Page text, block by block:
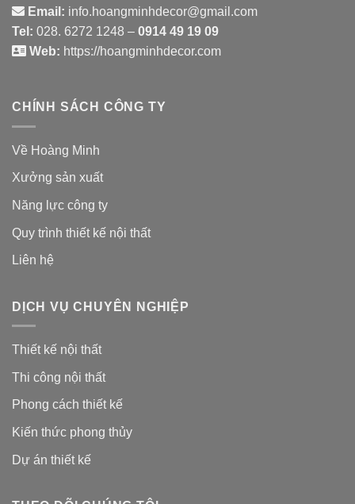
Email: info.hoangminhdecor@gmail.com
Tel: 028. 6272 1248 – 0914 49 19 09
Web: https://hoangminhdecor.com
CHÍNH SÁCH CÔNG TY
Về Hoàng Minh
Xưởng sản xuất
Năng lực công ty
Quy trình thiết kế nội thất
Liên hệ
DỊCH VỤ CHUYÊN NGHIỆP
Thiết kế nội thất
Thi công nội thất
Phong cách thiết kế
Kiến thức phong thủy
Dự án thiết kế